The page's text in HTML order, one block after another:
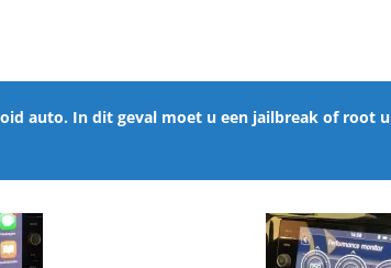
auto. In dit geval moet u een jailbreak of root